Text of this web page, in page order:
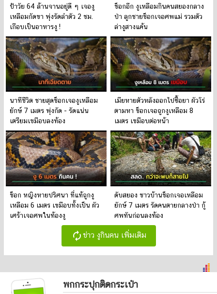
ป้าวัย 64 ล้านจานอยู่ดี ๆ เจองู
เหลือมกัดขา พุ่งรัดลำตัว 2 ชม.
เกือบเป็นอาหารงู !
ช็อกอีก งูเหลือมกินคนสยองกลาง
ป่า ลูกชายช็อกเจอศพแม่ รวมตัว
ล่างูสางแค้น
นาทีชีวิต ชายสุดช็อกเจองูเหลือม
ยักษ์ 7 เมตร พุ่งกัด - รัดแน่น
เตรียมเขมือบลงท้อง
เมียหายตัวหลังออกไปซื้อยา ผัวโร่
ตามหา ช็อกเจอถูกงูเหลือม 8
เมตร เขมือบต่อหน้า
ช็อก หญิงหายปริศนา ที่แท้ถูกงู
เหลือม 6 เมตร เขมือบทั้งเป็น ผัว
เศร้าเจอศพในท้องงู
ดับสยอง ชาวบ้านช็อกเจอเหลือม
ยักษ์ 7 เมตร รัดคนตายกลางป่า กู้
ศพทันก่อนลงท้อง
autorenew ข่าว งูกินคน เพิ่มเติม
พกกระปุกติดกระเป๋า